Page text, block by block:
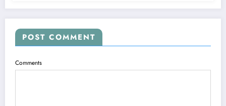
POST COMMENT
Comments